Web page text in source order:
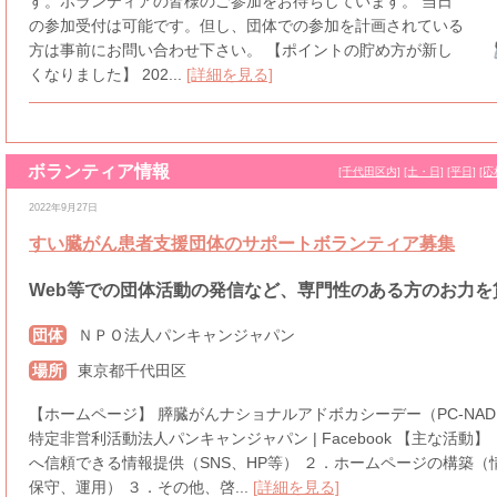
の参加受付は可能です。但し、団体での参加を計画されている
方は事前にお問い合わせ下さい。 【ポイントの貯め方が新し
くなりました】 202... [詳細を見る]
ボランティア情報 [千代田区内] [土・日] [平日] [応
2022年9月27日
すい臓がん患者支援団体のサポートボランティア募集
Web等での団体活動の発信など、専門性のある方のお力
団体
ＮＰＯ法人パンキャンジャパン
場所
東京都千代田区
【ホームページ】 膵臓がんナショナルアドボカシーデー（PC-
特定非営利活動法人パンキャンジャパン | Facebook 【主な活動】
へ信頼できる情報提供（SNS、HP等） ２．ホームページの構築（
保守、運用） ３．その他、啓... [詳細を見る]